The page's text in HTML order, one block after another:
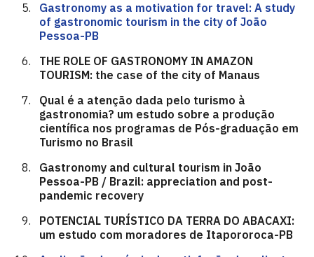
Gastronomy as a motivation for travel: A study
of gastronomic tourism in the city of João
Pessoa-PB
THE ROLE OF GASTRONOMY IN AMAZON
TOURISM: the case of the city of Manaus
Qual é a atenção dada pelo turismo à
gastronomia? um estudo sobre a produção
científica nos programas de Pós-graduação em
Turismo no Brasil
Gastronomy and cultural tourism in João
Pessoa-PB / Brazil: appreciation and post-
pandemic recovery
POTENCIAL TURÍSTICO DA TERRA DO ABACAXI:
um estudo com moradores de Itapororoca-PB